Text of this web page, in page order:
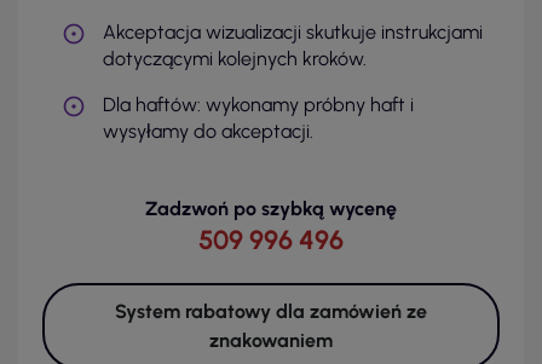
Akceptacja wizualizacji skutkuje instrukcjami
dotyczącymi kolejnych kroków.
Dla haftów: wykonamy próbny haft i
wysyłamy do akceptacji.
Zadzwoń po szybką wycenę
509 996 496
System rabatowy dla zamówień ze
znakowaniem